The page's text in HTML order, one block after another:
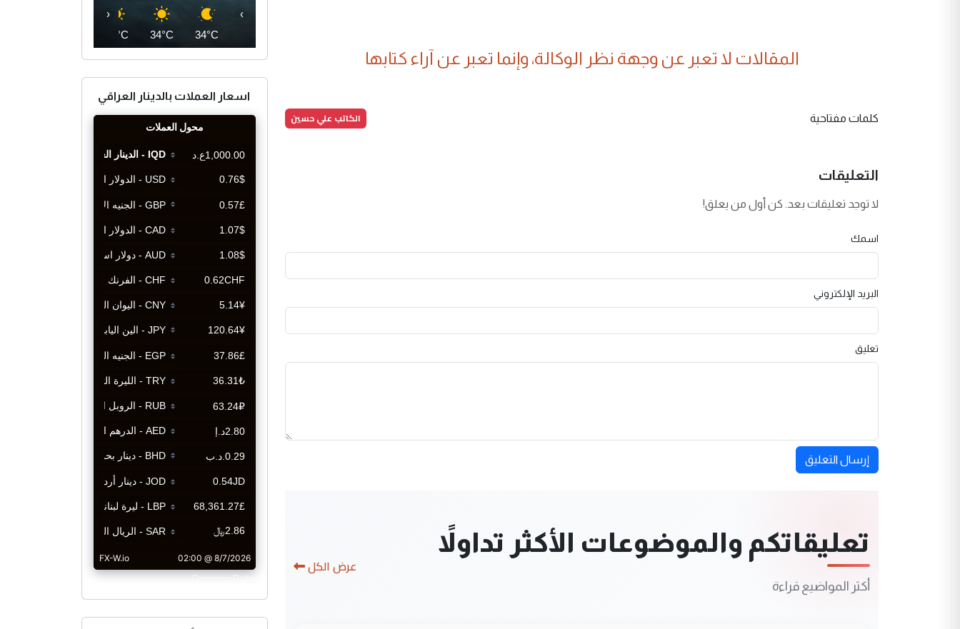
المقالات لا تعبر عن وجهة نظر الوكالة، وإنما تعبر عن آراء كتابها
كلمات مفتاحية الكاتب علي حسين
التعليقات
لا توجد تعليقات بعد. كن أول من يعلق!
اسمك
البريد الإلكتروني
تعليق
إرسال التعليق
تعليقاتكم والموضوعات الأكثر تداولاً
أكثر المواضيع قراءة
عرض الكل
34°C
34°C
35°C
‹ ›
اسعار العملات بالدينار العراقي
CurrencyRate